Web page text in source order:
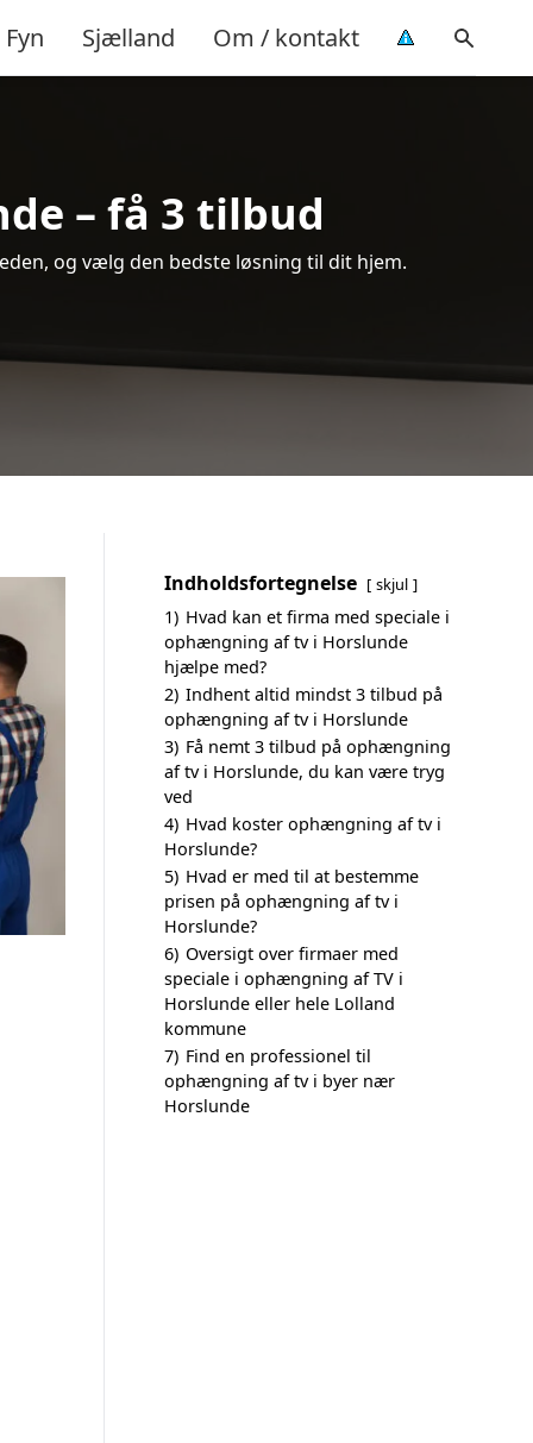
Fyn Sjælland Om / kontakt
– få 3 tilbud
og vælg den bedste løsning til dit hjem.
Indholdsfortegnelse skjul
1) Hvad kan et firma med speciale i
ophængning af tv i Horslunde
hjælpe med?
2) Indhent altid mindst 3 tilbud på
ophængning af tv i Horslunde
3) Få nemt 3 tilbud på ophængning
af tv i Horslunde, du kan være tryg
ved
4) Hvad koster ophængning af tv i
Horslunde?
5) Hvad er med til at bestemme
prisen på ophængning af tv i
Horslunde?
6) Oversigt over firmaer med
speciale i ophængning af TV i
Horslunde eller hele Lolland
kommune
7) Find en professionel til
ophængning af tv i byer nær
Horslunde